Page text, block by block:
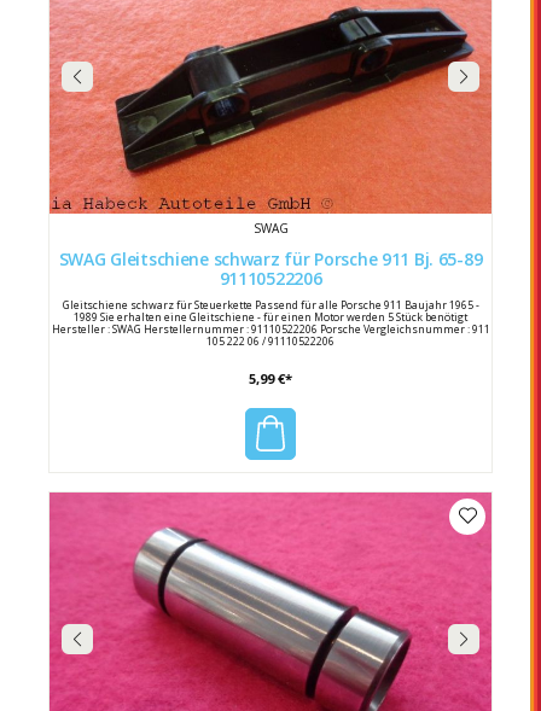
SWAG
SWAG Gleitschiene schwarz für Porsche 911 Bj. 65-89
91110522206
Gleitschiene schwarz für Steuerkette Passend für alle Porsche 911 Baujahr 1965 -
1989 Sie erhalten eine Gleitschiene - für einen Motor werden 5 Stück benötigt
Hersteller : SWAG Herstellernummer : 91110522206 Porsche Vergleichsnummer : 911
105 222 06 / 91110522206
5,99 €*